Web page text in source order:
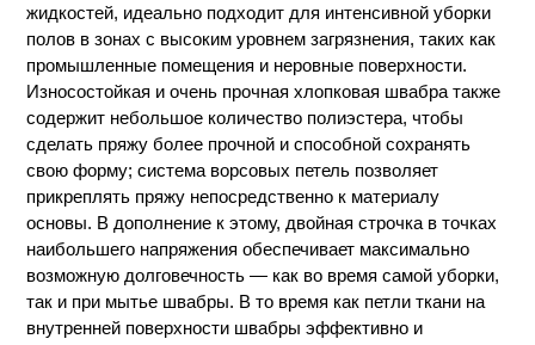
жидкостей, идеально подходит для интенсивной уборки
полов в зонах с высоким уровнем загрязнения, таких как
промышленные помещения и неровные поверхности.
Износостойкая и очень прочная хлопковая швабра также
содержит небольшое количество полиэстера, чтобы
сделать пряжу более прочной и способной сохранять
свою форму; система ворсовых петель позволяет
прикреплять пряжу непосредственно к материалу
основы. В дополнение к этому, двойная строчка в точках
наибольшего напряжения обеспечивает максимально
возможную долговечность — как во время самой уборки,
так и при мытье швабры. В то время как петли ткани на
внутренней поверхности швабры эффективно и